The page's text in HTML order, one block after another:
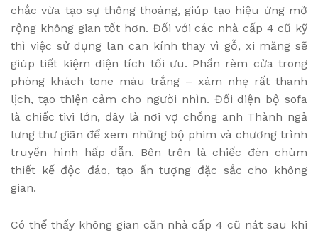
chắc vừa tạo sự thông thoáng, giúp tạo hiệu ứng mở
rộng không gian tốt hơn. Đối với các nhà cấp 4 cũ kỹ
thì việc sử dụng lan can kính thay vì gỗ, xi măng sẽ
giúp tiết kiệm diện tích tối ưu. Phần rèm cửa trong
phòng khách tone màu trắng – xám nhẹ rất thanh
lịch, tạo thiện cảm cho người nhìn. Đối diện bộ sofa
là chiếc tivi lớn, đây là nơi vợ chồng anh Thành ngả
lưng thư giãn để xem những bộ phim và chương trình
truyền hình hấp dẫn. Bên trên là chiếc đèn chùm
thiết kế độc đáo, tạo ấn tượng đặc sắc cho không
gian.
Có thể thấy không gian căn nhà cấp 4 cũ nát sau khi